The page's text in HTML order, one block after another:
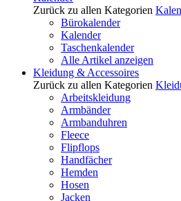
Zurück zu allen Kategorien
Bürokalender
Kalender
Taschenkalender
Alle Artikel anzeigen
Kleidung & Accessoires
Zurück zu allen Kategorien
Arbeitskleidung
Armbänder
Armbanduhren
Fleece
Flipflops
Handfächer
Hemden
Hosen
Jacken